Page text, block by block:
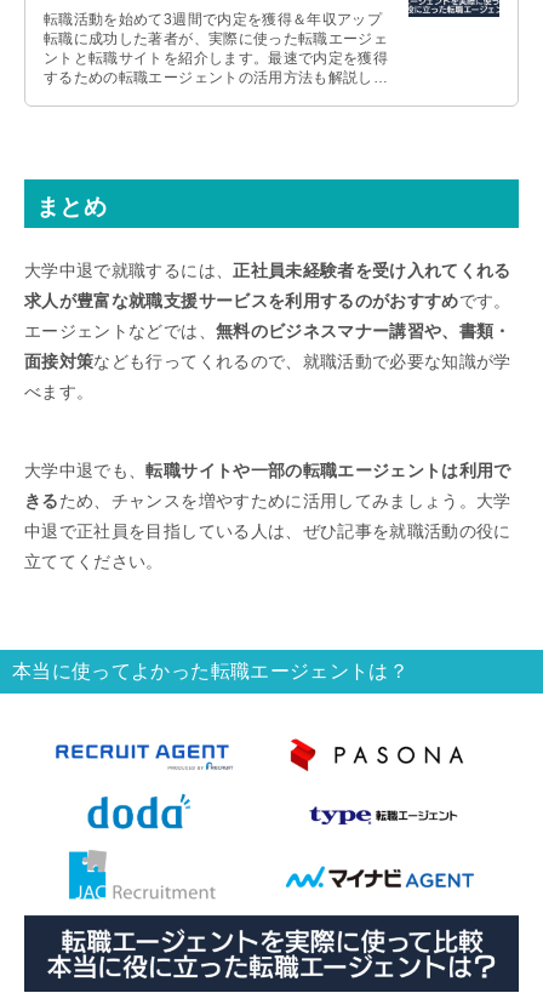
転職活動を始めて3週間で内定を獲得＆年収アップ
転職に成功した著者が、実際に使った転職エージェ
ントと転職サイトを紹介します。最速で内定を獲得
するための転職エージェントの活用方法も解説しま
まとめ
大学中退で就職するには、正社員未経験者を受け入れてくれる
求人が豊富な就職支援サービスを利用するのがおすすめです。
エージェントなどでは、 無料のビジネスマナー講習や、書類・
面接対策なども行ってくれるので、就職活動で必要な知識が学
べます。
大学中退でも、転職サイトや一部の転職エージェントは利用で
きるため、チャンスを増やすために活用してみましょう。大学
中退で正社員を目指している人は、ぜひ記事を就職活動の役に
立ててください。
本当に使ってよかった転職エージェントは？